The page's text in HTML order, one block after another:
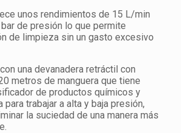
unos rendimientos de 15 L/min
de presión lo que permite
de limpieza sin un gasto excesivo
una devanadera retráctil con
metros de manguera que tiene
de productos químicos y
para trabajar a alta y baja presión,
la suciedad de una manera más